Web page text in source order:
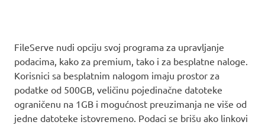
FileServe nudi opciju svoj programa za upravljanje
podacima, kako za premium, tako i za besplatne naloge.
Korisnici sa besplatnim nalogom imaju prostor za
podatke od 500GB, veličinu pojedinačne datoteke
ograničenu na 1GB i mogućnost preuzimanja ne više od
jedne datoteke istovremeno. Podaci se brišu ako linkovi